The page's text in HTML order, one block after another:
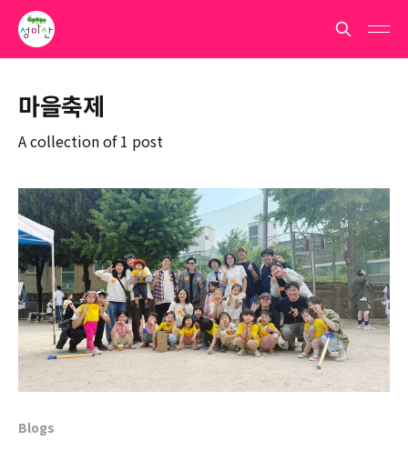
마을축제
A collection of 1 post
Blogs